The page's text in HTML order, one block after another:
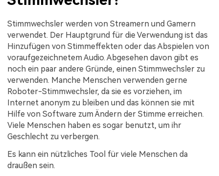
Stimmwechsler werden von Streamern und Gamern
verwendet. Der Hauptgrund für die Verwendung ist das
Hinzufügen von Stimmeffekten oder das Abspielen von
voraufgezeichnetem Audio. Abgesehen davon gibt es
noch ein paar andere Gründe, einen Stimmwechsler zu
verwenden. Manche Menschen verwenden gerne
Roboter-Stimmwechsler, da sie es vorziehen, im
Internet anonym zu bleiben und das können sie mit
Hilfe von Software zum Ändern der Stimme erreichen.
Viele Menschen haben es sogar benutzt, um ihr
Geschlecht zu verbergen.
Es kann ein nützliches Tool für viele Menschen da
draußen sein.